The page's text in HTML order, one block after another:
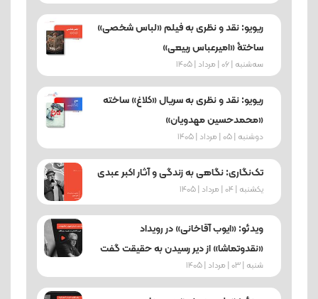
ریویو: نقد و نظری به فیلم «لباس شخصی»
ساختۀ «امیرعباس ربیعی»
ﺳﻪشنبه | 06 | مرداد | 1405
ریویو: نقد و نظری به سریال «کلاغ» ساخته
«محمدحسین مهدویان»
دوشنبه | 05 | مرداد | 1405
تک‌نگاری: نگاهی به زندگی و آثار اکبر عبدی
یکشنبه | 04 | مرداد | 1405
ویدئو: «ایوب آقاخانی» در رویداد
«نقدوتماشا» از دیر رسیدن به حقیقت گفت
شنبه | 03 | مرداد | 1405